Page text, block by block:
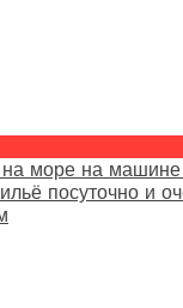
на море на
посуточно и